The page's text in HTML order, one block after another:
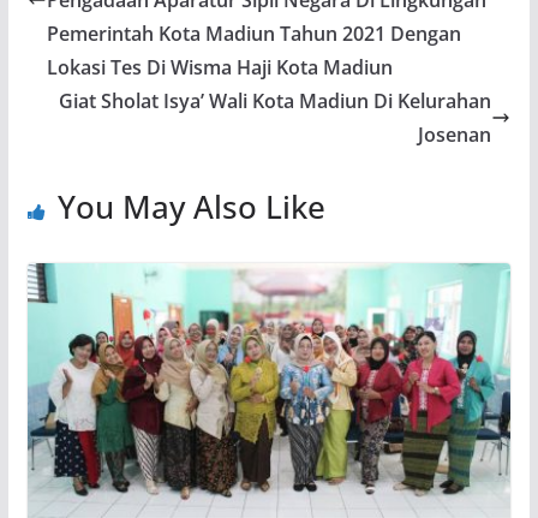
Pemerintah Kota Madiun Tahun 2021 Dengan
Lokasi Tes Di Wisma Haji Kota Madiun
Giat Sholat Isya’ Wali Kota Madiun Di Kelurahan
Josenan
You May Also Like